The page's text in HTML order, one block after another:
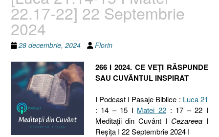
22.17-22] 22 Septembrie
2024
28 decembrie, 2024 Florin
266 I 2024. CE VEȚI RĂSPUNDE
SAU CUVÂNTUL INSPIRAT
I Podcast I Pasaje Biblice : Luca 21
: 14 – 15 I Matei 22 : 17 – 22 I
Meditaţii din Cuvânt I Cezareea I
Reşiţa I 22 Septembrie 2024 I